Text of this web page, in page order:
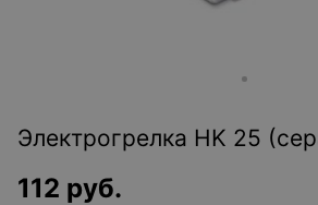
Электрогрелка HK 25
112 руб.